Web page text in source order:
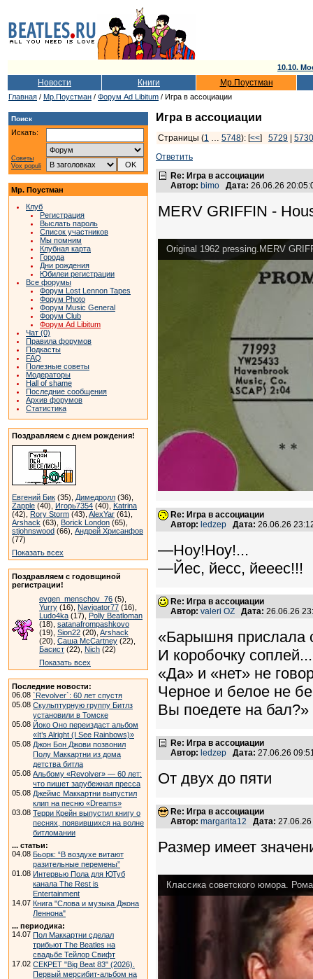
10.10.
Новости Книги Мр.Поустман
Главная / Мр.Поустман / Форум Ad Libitum / Игра в ассоциации
Поиск
Искать:
Советы
Vox populi
Мр. Поустман
Клуб
Регистрация
Выслать пароль
Список участников
Мы помним
Клубная карта
Города
Дни рождения
Юбилеи регистрации
Все форумы
Форум Lost Lennon Tapes
Форум Photo
Форум Music General
Форум Club
Форум Ad Libitum
Чат (0)
Правила форумов
Подкасты
FAQ
Полезные советы
Модераторы
Hall of shame
Последние сообщения
Архив форумов
Статистика
Поздравляем с днем рождения!
Евгений Бик (35), Димедролл (36),
Zapple (40), Игорь7354 (40), Katrina
(42), Rory Storm (43), AlexYar (61),
Arshack (63), Borick London (65),
stjohnswood (66), Андрей Хрисанфов
(77)
Показать всех
Поздравляем с годовщиной
регистрации!
evgen_menschov_76 (5),
Yurry (16), Navigator77 (16),
Ludo4ka (17), Polly Beatloman
(18), satanafrompashkovo
(19), Sion22 (20), Arshack
(20), Саша McCartney (22),
Басист (22), Nich (22)
Показать всех
Последние новости:
06.08 `Revolver`: 60 лет спустя
05.08 Скульптурную группу Битлз
установили в Томске
05.08 Йоко Оно переиздаст альбом
«It’s Alright (I See Rainbows)»
05.08 Джон Бон Джови позвонил
Полу Маккартни из дома
детства битла
05.08 Альбому «Revolver» — 60 лет:
что пишет зарубежная пресса
05.08 Джеймс Маккартни выпустил
клип на песню «Dreams»
03.08 Терри Крейн выпустил книгу о
песнях, появившихся на волне
битломании
... статьи:
04.08 Бьорк: “В воздухе витают
разительные перемены”
01.08 Интервью Пола для ЮТуб
канала The Rest is
Entertainment
14.07 Книга "Слова и музыка Джона
Леннона"
... периодика:
14.07 Пол Маккартни сделал
трибьют The Beatles на
свадьбе Тейлор Свифт
17.02 СЕКРЕТ "Big Beat 83" (2026).
Первый мерсибит-альбом на
Игра в ассоциации
Страницы (1 … 5748): [<<] 5729
5730
Ответить
Re: Игра в ассоциации
Автор: bimo Дата: 26.06.26
MERV GRIFFIN -
Original 1962 pressing.MERV
Re: Игра в ассоциации
Автор: ledzep Дата: 26.06.26
—Ноу!Ноу!...
—Йес, йесс, йееес!!!
Re: Игра в ассоциации
Автор: valeri OZ Дата: 26.06.26
«Барышня прислала
И коробочку соплей...
«Да» и «нет» не
Черное и белое не
Вы поедете на бал?»
Re: Игра в ассоциации
Автор: ledzep Дата: 27.06.26
От двух до пяти
Re: Игра в ассоциации
Автор: margarita12 Дата:
Размер имеет
Классика советского юмора.